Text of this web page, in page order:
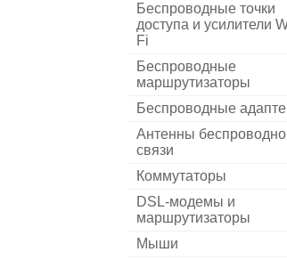
Беспроводные точки
доступа и усилители
Fi
Беспроводные
маршрутизаторы
Беспроводные
Антенны
связи
Коммутаторы
DSL-модемы и
маршрутизаторы
Мыши